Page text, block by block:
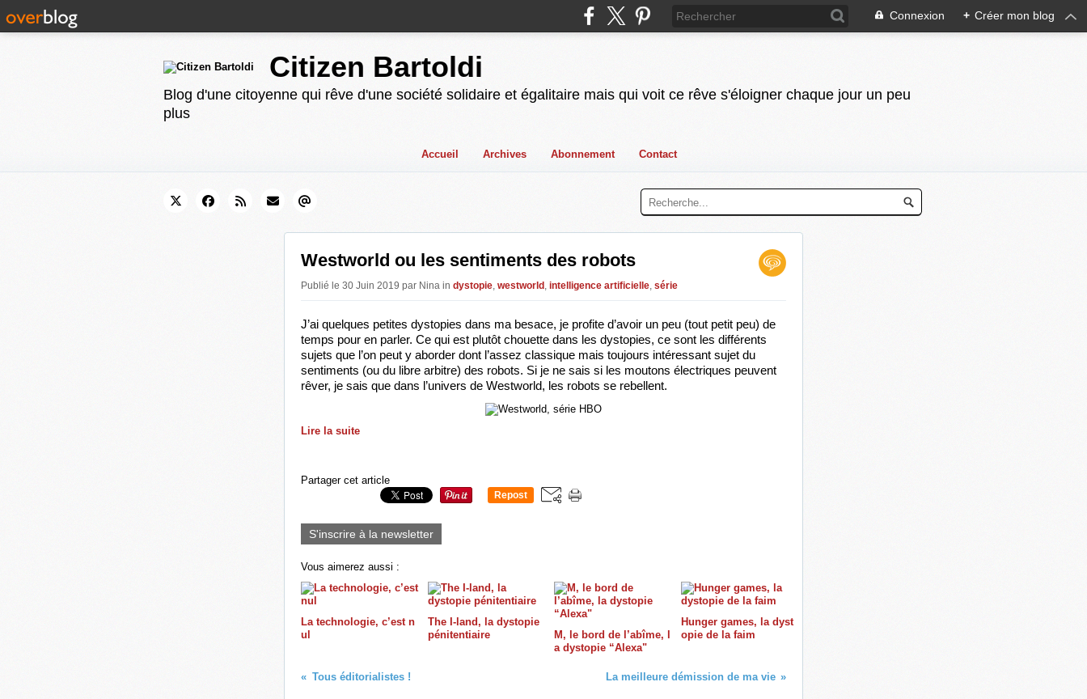
Connexion + Créer mon blog
Citizen Bartoldi
Blog d'une citoyenne qui rêve d'une société solidaire et égalitaire mais qui voit ce rêve s'éloigner chaque jour un peu
plus
Accueil Archives Abonnement Contact
Westworld ou les sentiments des robots
Publié le 30 Juin 2019 par Nina in dystopie, westworld , intelligence artificielle, série
J’ai quelques petites dystopies dans ma besace, je profite d’avoir un peu (tout petit peu) de
temps pour en parler. Ce qui est plutôt chouette dans les dystopies, ce sont les différents
sujets que l’on peut y aborder dont l’assez classique mais toujours intéressant sujet du
sentiments (ou du libre arbitre) des robots. Si je ne sais si les moutons électriques peuvent
rêver, je sais que dans l’univers de Westworld, les robots se rebellent.
Lire la suite
Partager cet article
Repost
S'inscrire à la newsletter
Vous aimerez aussi :
La technologie, c’est n
ul
The I-land, la dystopie
pénitentiaire
M, le bord de l’abîme, l
a dystopie “Alexa"
Hunger games, la dyst
opie de la faim
Tous éditorialistes ! La meilleure démission de ma vie